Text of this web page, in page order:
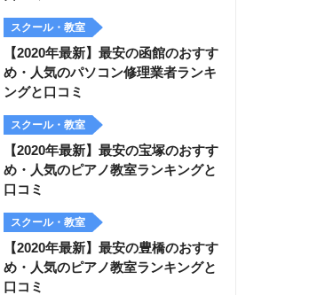
スクール・教室
【2020年最新】最安の函館のおすす
め・人気のパソコン修理業者ランキ
ングと口コミ
スクール・教室
【2020年最新】最安の宝塚のおすす
め・人気のピアノ教室ランキングと
口コミ
スクール・教室
【2020年最新】最安の豊橋のおすす
め・人気のピアノ教室ランキングと
口コミ